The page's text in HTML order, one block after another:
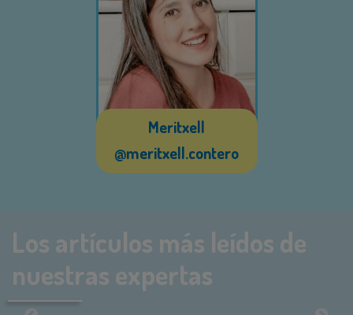
Meritxell
@meritxell.contero
Los artículos más leídos de
nuestras expertas